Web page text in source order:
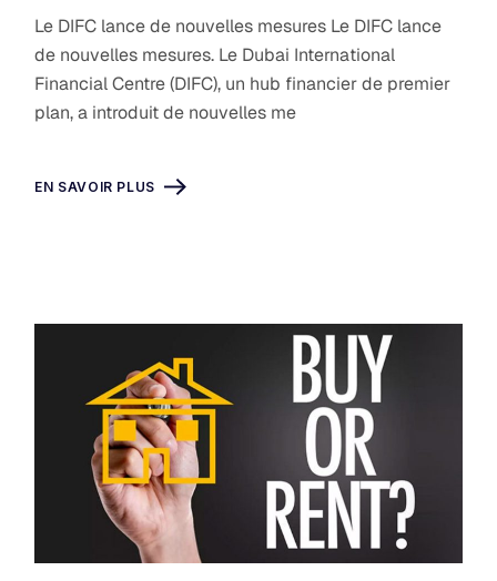
Le DIFC lance de nouvelles mesures Le DIFC lance
de nouvelles mesures. Le Dubai International
Financial Centre (DIFC), un hub financier de premier
plan, a introduit de nouvelles me
EN SAVOIR PLUS